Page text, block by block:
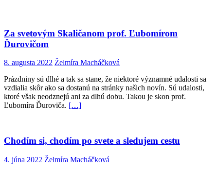
Za svetovým Skaličanom prof. Ľubomírom
Ďurovičom
8. augusta 2022 Želmíra Macháčková
Prázdniny sú dlhé a tak sa stane, že niektoré významné udalosti sa
vzdialia skôr ako sa dostanú na stránky našich novín. Sú udalosti,
ktoré však neodznejú ani za dlhú dobu. Takou je skon prof.
Ľubomíra Ďuroviča. […]
Chodím si, chodím po svete a sledujem cestu
4. júna 2022 Želmíra Macháčková